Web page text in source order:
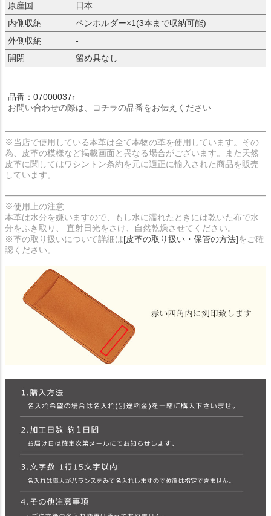
原産国
日本
内側収納
ペンホルダー×1(3本まで収納可能)
外側収納
-
開閉
留め具なし
品番：07000037r
お問い合わせの際は、コチラの品番をお伝えください
※当店で使用している本革は全て本物の革を使用しています。その
為、皮革の模様など掲載画面と異なる場合がございます。また天然
皮革に関してはワシントン条約を元に適正に輸入された商品を販売
しています。
※使用上の注意
本革は水分を嫌いますので、もし水に濡れたときには乾いた布で水
分をふき取り、 直射日光をさけ、自然乾燥させてください。
※革の取り扱いについて詳細は[皮革の取り扱い・保管の方法]をご確
認ください。